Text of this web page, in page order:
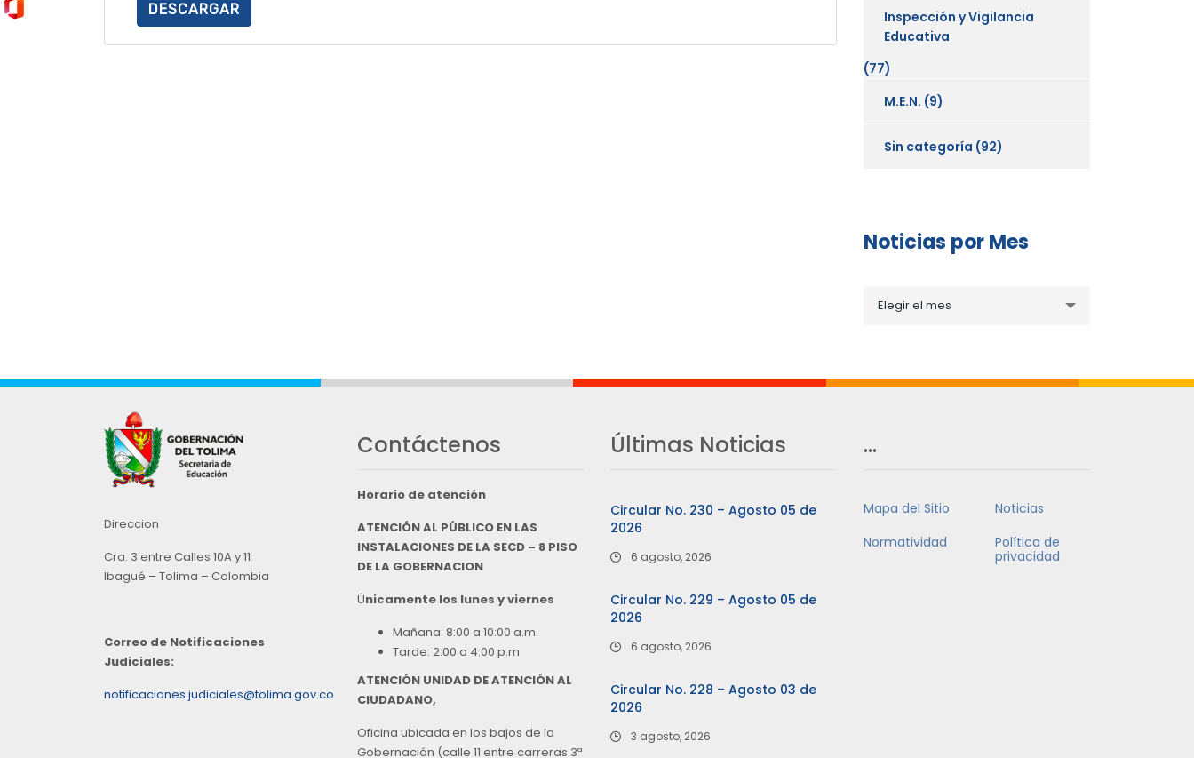
DESCARGAR
Inspección y Vigilancia
Educativa
(77)
M.E.N. (9)
Sin categoría (92)
Noticias por Mes
porElegir el mes
Direccion
Cra. 3 entre Calles 10A y 11
Ibagué – Tolima – Colombia
Correo de Notificaciones
Judiciales:
notificaciones.judiciales@tolima.gov.co
Contáctenos
Horario de atención
ATENCIÓN AL PÚBLICO EN LAS
INSTALACIONES DE LA SECD – 8 PISO
DE LA GOBERNACION
Únicamente los lunes y viernes
Mañana: 8:00 a 10:00 a.m.
Tarde: 2:00 a 4:00 p.m
ATENCIÓN UNIDAD DE ATENCIÓN AL
CIUDADANO,
Oficina ubicada en los bajos de la
Gobernación (calle 11 entre carreras 3ª
Últimas Noticias
Circular No. 230 – Agosto 05 de
2026
6 agosto, 2026
Circular No. 229 – Agosto 05 de
2026
6 agosto, 2026
Circular No. 228 – Agosto 03 de
2026
3 agosto, 2026
…
Mapa del Sitio
Noticias
Normatividad
Política de
privacidad